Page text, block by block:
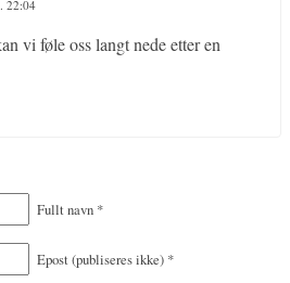
22:04
vi føle oss langt nede etter en
Fullt navn *
Epost(publiseres ikke) *